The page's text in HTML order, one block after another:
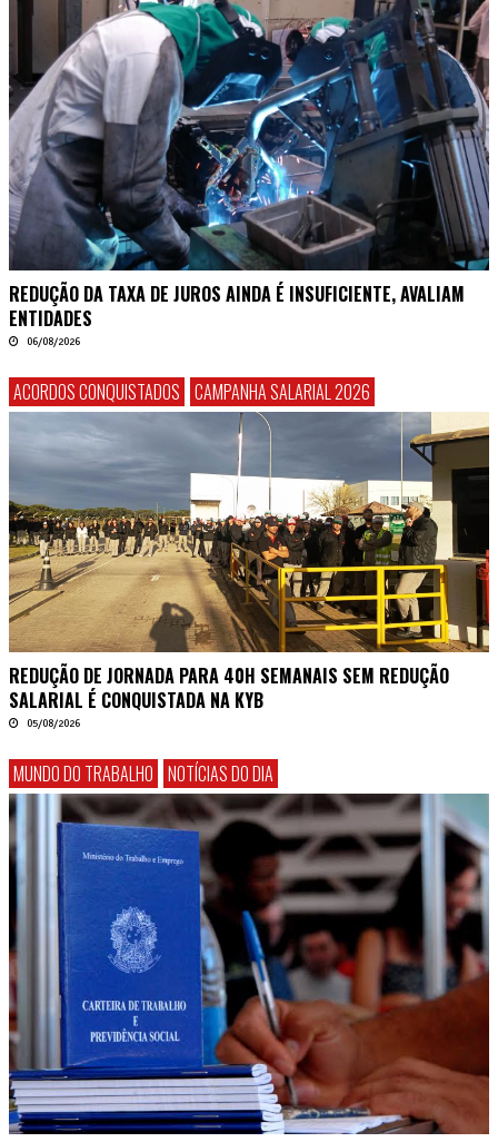
REDUÇÃO DA TAXA DE JUROS AINDA É INSUFICIENTE, AVALIAM
ENTIDADES
06/08/2026
ACORDOS CONQUISTADOS CAMPANHA SALARIAL 2026
REDUÇÃO DE JORNADA PARA 40H SEMANAIS SEM REDUÇÃO
SALARIAL É CONQUISTADA NA KYB
05/08/2026
MUNDO DO TRABALHO NOTÍCIAS DO DIA